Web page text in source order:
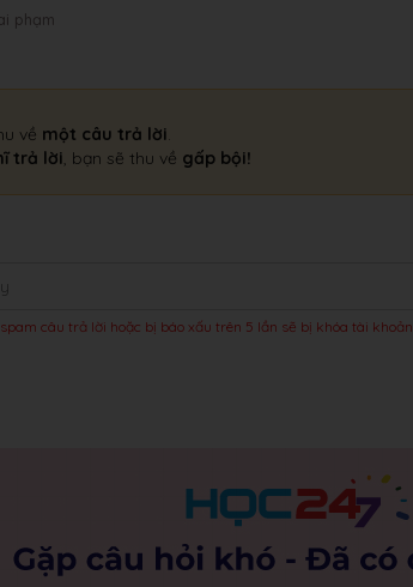
phạm
về một câu trả lời.
trả lời, bạn sẽ thu về gấp bội!
câu trả lời hoặc bị báo xấu trên 5 lần sẽ bị khóa tài khoản